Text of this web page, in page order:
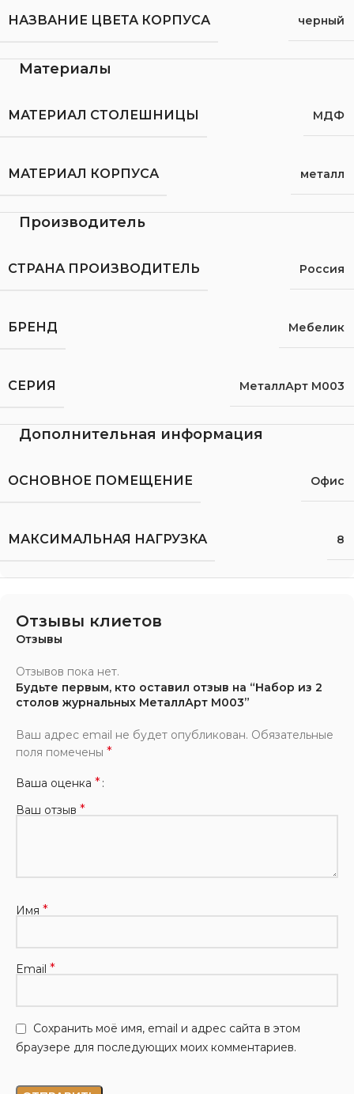
НАЗВАНИЕ ЦВЕТА КОРПУСА черный
Материалы
МАТЕРИАЛ СТОЛЕШНИЦЫ МДФ
МАТЕРИАЛ КОРПУСА металл
Производитель
СТРАНА ПРОИЗВОДИТЕЛЬ Россия
БРЕНД Мебелик
СЕРИЯ МеталлАрт М003
Дополнительная информация
ОСНОВНОЕ ПОМЕЩЕНИЕ Офис
МАКСИМАЛЬНАЯ НАГРУЗКА 8
Отзывы клиетов
Отзывы
Отзывов пока нет.
Будьте первым, кто оставил отзыв на “Набор из 2
столов журнальных МеталлАрт М003”
Ваш адрес email не будет опубликован. Обязательные
поля помечены *
Ваша оценка *
Ваш отзыв *
Имя *
Email *
Сохранить моё имя, email и адрес сайта в этом
браузере для последующих моих комментариев.